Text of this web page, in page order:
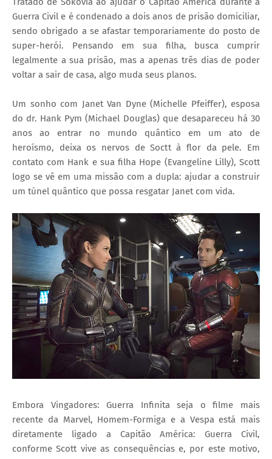
Guerra Civil e é condenado a dois anos de prisão domiciliar,
sendo obrigado a se afastar temporariamente do posto de
super-herói. Pensando em sua filha, busca cumprir
legalmente a sua prisão, mas a apenas três dias de poder
voltar a sair de casa, algo muda seus planos.
Um sonho com Janet Van Dyne (Michelle Pfeiffer), esposa
do dr. Hank Pym (Michael Douglas) que desapareceu há 30
anos ao entrar no mundo quântico em um ato de
heroísmo, deixa os nervos de Soctt à flor da pele. Em
contato com Hank e sua filha Hope (Evangeline Lilly), Scott
logo se vê em uma missão com a dupla: ajudar a construir
um túnel quântico que possa resgatar Janet com vida.
Embora Vingadores: Guerra Infinita seja o filme mais
recente da Marvel, Homem-Formiga e a Vespa está mais
diretamente ligado a Capitão América: Guerra Civil,
conforme Scott vive as consequências e, por este motivo,